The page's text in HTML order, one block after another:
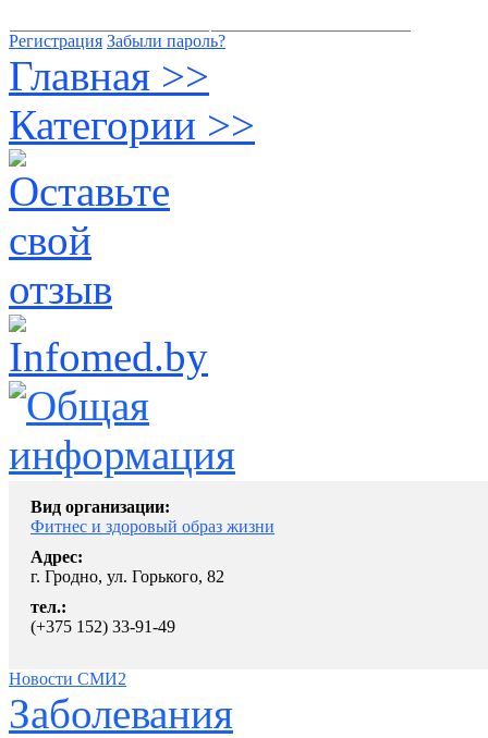
Регистрация Забыли пароль?
Главная >>
Категории >>
Вид организации:
Фитнес и здоровый образ жизни
Адрес:
г. Гродно, ул. Горького, 82
тел.:
(+375 152) 33-91-49
Новости СМИ2
Заболевания